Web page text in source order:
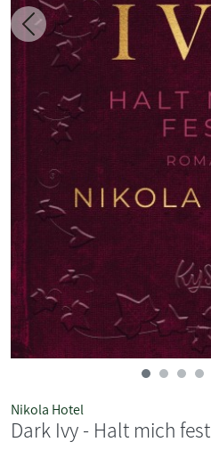
Zurück
Nikola Hotel
Dark Ivy - Halt mich fest